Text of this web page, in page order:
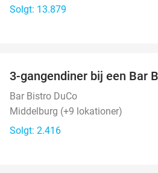
Solgt: 13.879
3-gangendiner bij een Bar
Bar Bistro DuCo
Middelburg (+9 lokationer)
Solgt: 2.416